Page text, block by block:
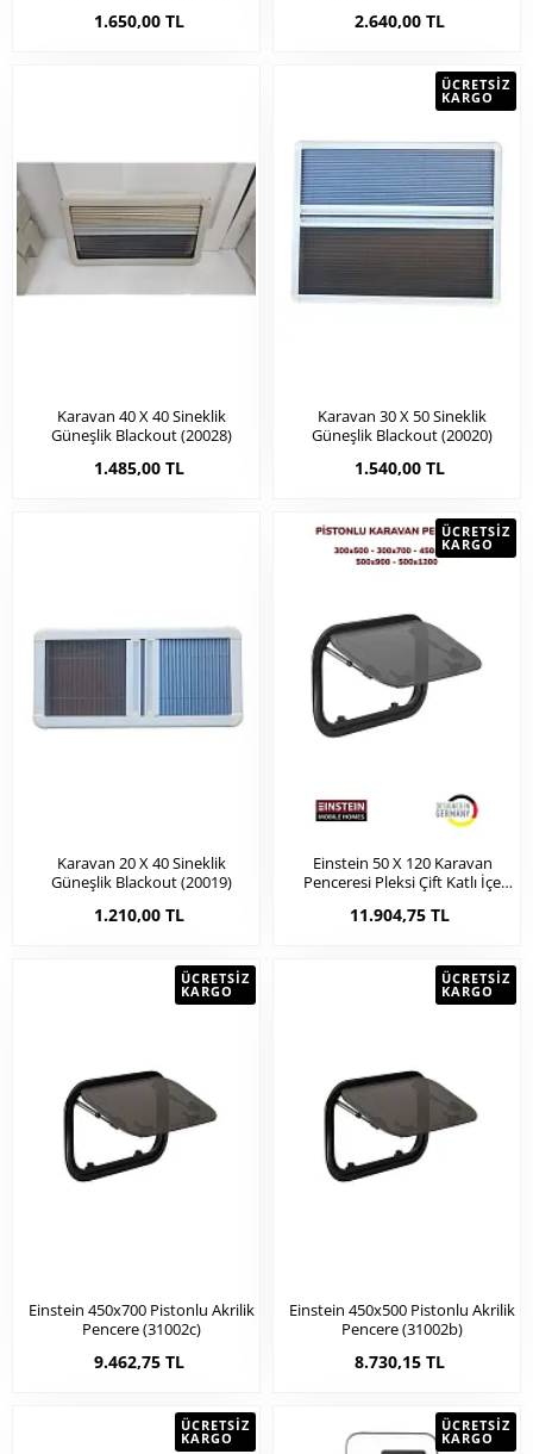
1.650,00 TL 2.640,00 TL
Karavan 40 X 40 Sineklik
Güneşlik Blackout (20028)
1.485,00 TL
ÜCRETSIZ
KARGO
Karavan 30 X 50 Sineklik
Güneşlik Blackout (20020)
1.540,00 TL
Karavan 20 X 40 Sineklik
Güneşlik Blackout (20019)
1.210,00 TL
ÜCRETSIZ
KARGO
Einstein 50 X 120 Karavan
Penceresi Pleksi Çift Katlı İçe
11.904,75 TL
ÜCRETSIZ
KARGO
Einstein 450x700 Pistonlu Akrilik
Pencere (31002c)
9.462,75 TL
ÜCRETSIZ
KARGO
Einstein 450x500 Pistonlu Akrilik
Pencere (31002b)
8.730,15 TL
ÜCRETSIZ
KARGO
ÜCRETSIZ
KARGO